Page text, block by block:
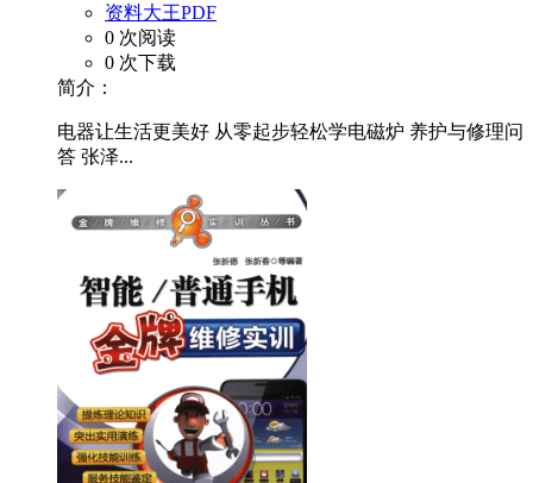
资料大王PDF
0 次阅读
0 次下载
简介：
电器让生活更美好 从零起步轻松学电磁炉 养护与修理问
答 张泽...